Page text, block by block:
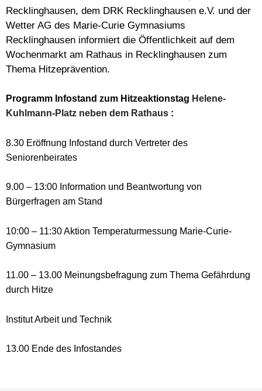
Recklinghausen, dem DRK Recklinghausen e.V. und der
Wetter AG des Marie-Curie Gymnasiums
Recklinghausen informiert die Öffentlichkeit auf dem
Wochenmarkt am Rathaus in Recklinghausen zum
Thema Hitzeprävention.
Programm Infostand zum Hitzeaktionstag Helene-
Kuhlmann-Platz neben dem Rathaus :
8.30 Eröffnung Infostand durch Vertreter des
Seniorenbeirates
9.00 – 13:00 Information und Beantwortung von
Bürgerfragen am Stand
10:00 – 11:30Aktion Temperaturmessung Marie-Curie-
Gymnasium
11.00 – 13.00 Meinungsbefragung zum Thema Gefährdung
durch Hitze
Institut Arbeit und Technik
13.00 Ende des Infostandes